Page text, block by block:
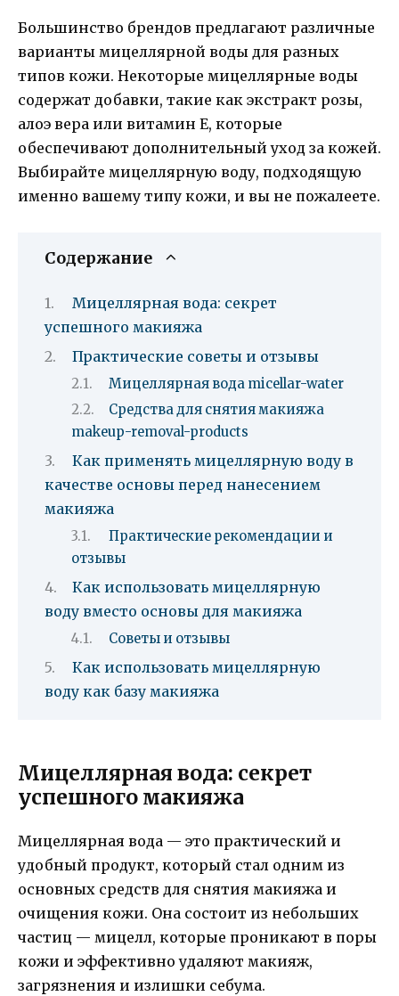
Большинство брендов предлагают различные
варианты мицеллярной воды для разных
типов кожи. Некоторые мицеллярные воды
содержат добавки, такие как экстракт розы,
алоэ вера или витамин Е, которые
обеспечивают дополнительный уход за кожей.
Выбирайте мицеллярную воду, подходящую
именно вашему типу кожи, и вы не пожалеете.
Содержание
Мицеллярная вода: секрет
успешного макияжа
Практические советы и отзывы
Мицеллярная вода micellar-water
Средства для снятия макияжа
makeup-removal-products
Как применять мицеллярную воду в
качестве основы перед нанесением
макияжа
Практические рекомендации и
отзывы
Как использовать мицеллярную
воду вместо основы для макияжа
Советы и отзывы
Как использовать мицеллярную
воду как базу макияжа
Мицеллярная вода: секрет
успешного макияжа
Мицеллярная вода — это практический и
удобный продукт, который стал одним из
основных средств для снятия макияжа и
очищения кожи. Она состоит из небольших
частиц — мицелл, которые проникают в поры
кожи и эффективно удаляют макияж,
загрязнения и излишки себума.